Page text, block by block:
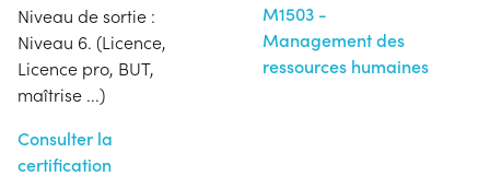
Niveau de sortie :
Niveau 6. (Licence,
Licence pro, BUT,
maîtrise ...)
Consulter la
certification
M1503 -
Management des
ressources humaines